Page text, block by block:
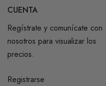
CUENTA
Regístrate y comunícate con
nosotros para visualizar los
precios.
Registrarse